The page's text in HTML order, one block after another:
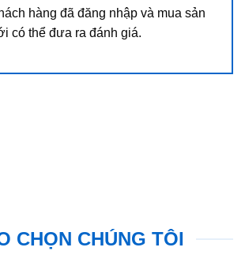
hàng đã đăng nhập và mua sản
có thể đưa ra đánh giá.
CHỌN CHÚNG TÔI